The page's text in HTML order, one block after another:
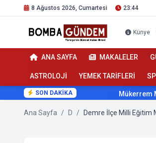
8 Ağustos 2026, Cumartesi 23:44
Künye
ANA SAYFA MAKALELER
ASTROLOJİ YEMEK TARİFLERİ
SON DAKİKA Mükerrem Müge
Ana Sayfa / D /